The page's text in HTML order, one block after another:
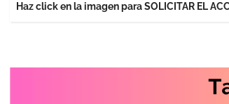
Haz click en la imagen para SOLICITAR EL